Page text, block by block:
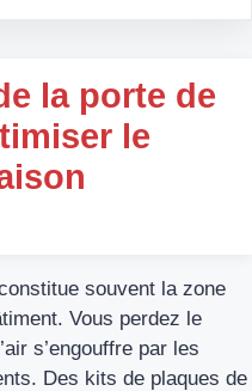
la porte de
le
souvent la zone
Vous perdez le
s’engouffre par les
Des kits de plaques de